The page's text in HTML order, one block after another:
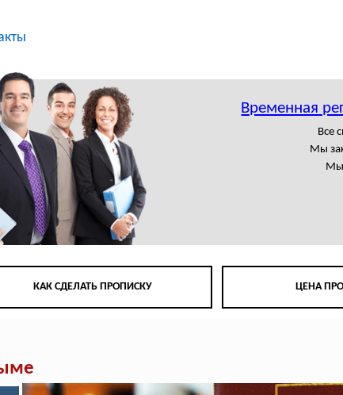
Временная
Все
Мы
Мы
КАК СДЕЛАТЬ ПРОПИСКУ ЦЕНА